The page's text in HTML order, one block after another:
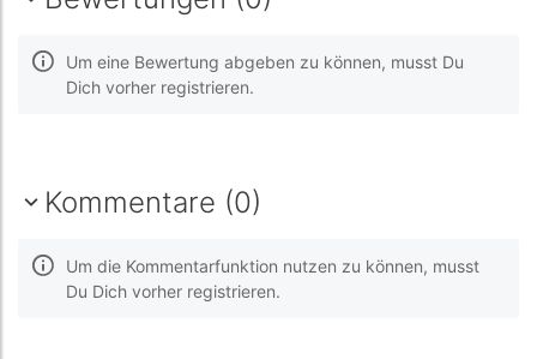
Um eine Bewertung abgeben zu können, musst Du
Dich vorher registrieren.
Kommentare (0)
Um die Kommentarfunktion nutzen zu können, musst
Du Dich vorher registrieren.